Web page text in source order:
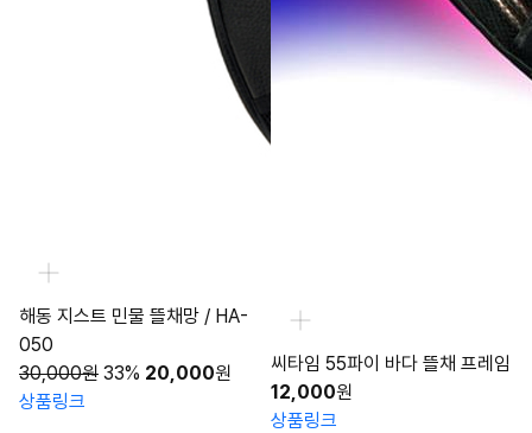
해동 지스트 민물 뜰채망 / HA-
050
30,000원 33% 20,000원
상품링크
씨타임 55파이 바다 뜰채 프레임
12,000원
상품링크